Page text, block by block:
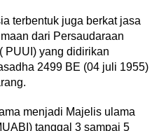
terbentuk juga berkat jasa
dari Persaudaraan
PUUI) yang didirikan
2499 BE (04 juli 1955)
menjadi Majelis ulama
tanggal 3 sampai 5